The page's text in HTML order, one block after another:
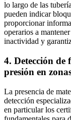
lo largo de las
pueden indicar
proporcionar
operarios a
inactividad y
4. Detección de
presión en
La presencia de
detección
en particular los